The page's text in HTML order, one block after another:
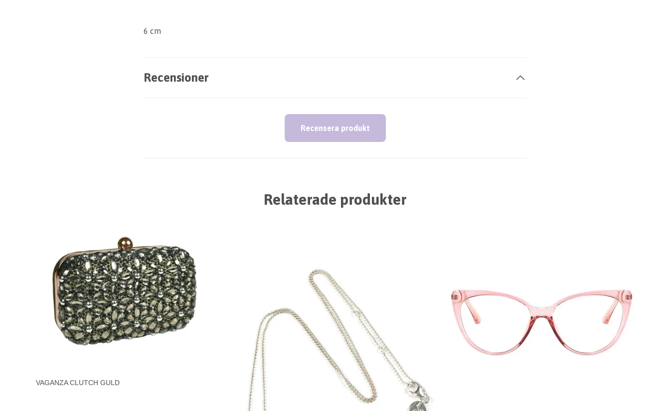
6 cm
Recensioner
Recensera produkt
Relaterade produkter
VAGANZA CLUTCH GULD